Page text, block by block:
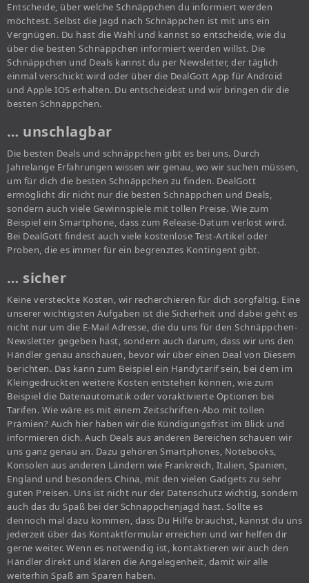
Entscheide, über welche Schnäppchen du informiert werden
möchtest. Selbst die Jagd nach Schnäppchen ist mit uns ein
Vergnügen. Du hast die Wahl und kannst so entscheide, wie du
über die besten Schnäppchen informiert werden willst. Die
Schnäppchen und Deals kannst du per Newsletter, der täglich
einmal verschickt wird oder über die DealGott App für Android
und Apple IOS erhalten. Du entscheidest und wir bringen dir die
besten Schnäppchen.
… unschlagbar
Die besten Deals und schnäppchen gibt es bei uns. Durch
Jahrelange Erfahrungen wissen wir genau, wo wir suchen müssen,
um für dich die besten Schnäppchen zu finden. DealGott
ermöglicht dir nicht nur die besten Schnäppchen und Deals,
sondern auch viele Gewinnspiele mit tollen Preise. Wie zum
Beispiel ein Smartphone, dass zum Release-Datum verlost wird.
Bei DealGott findest auch viele kostenlose Test-Artikel oder
Proben, die es immer für ein begrenztes Kontingent gibt.
… sicher
Keine versteckte Kosten, wir recherchieren für dich sorgfältig. Eine
unserer wichtigsten Aufgaben ist die Sicherheit und dabei geht es
nicht nur um die E-Mail Adresse, die du uns für den Schnäppchen-
Newsletter gegeben hast, sondern auch darum, dass wir uns den
Händler genau anschauen, bevor wir über einen Deal von Diesem
berichten. Das kann zum Beispiel ein Handytarif sein, bei dem im
Kleingedruckten weitere Kosten entstehen können, wie zum
Beispiel die Datenautomatik oder voraktivierte Optionen bei
Tarifen. Wie wäre es mit einem Zeitschriften-Abo mit tollen
Prämien? Auch hier haben wir die Kündigungsfrist im Blick und
informieren dich. Auch Deals aus anderen Bereichen schauen wir
uns ganz genau an. Dazu gehören Smartphones, Notebooks,
Konsolen aus anderen Ländern wie Frankreich, Italien, Spanien,
England und besonders China, mit den vielen Gadgets zu sehr
guten Preisen. Uns ist nicht nur der Datenschutz wichtig, sondern
auch das du Spaß bei der Schnäppchenjagd hast. Sollte es
dennoch mal dazu kommen, dass Du Hilfe brauchst, kannst du uns
jederzeit über das Kontaktformular erreichen und wir helfen dir
gerne weiter. Wenn es notwendig ist, kontaktieren wir auch den
Händler direkt und klären die Angelegenheit, damit wir alle
weiterhin Spaß am Sparen haben.